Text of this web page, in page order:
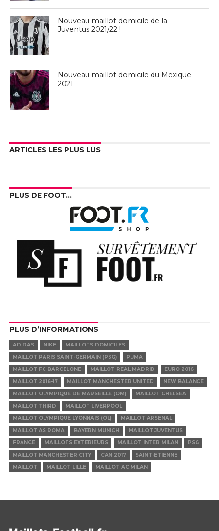
Nouveau maillot domicile de la
Juventus 2021/22 !
Nouveau maillot domicile du Mexique
2021
ARTICLES LES PLUS LUS
PLUS DE FOOT…
PLUS D’INFORMATIONS
ADIDAS NIKE
MAILLOTS DOMICILES
MAILLOT PARIS SAINT-GERMAIN (PSG)
PUMA
MAILLOT FC BARCELONE
MAILLOT REAL MADRID
EURO 2016
MAILLOT 2016-17
MAILLOT MANCHESTER UNITED
NEW BALANCE
MAILLOT OLYMPIQUE DE MARSEILLE (OM)
MAILLOT CHELSEA
MAILLOT THIRD
MAILLOT LIVERPOOL
MAILLOT OLYMPIQUE LYONNAIS (OL)
MAILLOT ARSENAL
MAILLOT AS ROMA
BAYERN MUNICH
MAILLOT JUVENTUS
FRANCE
MAILLOTS EXTERIEURS MAILLOT INTER MILAN
PSG
MAILLOT MANCHESTER CITY
CAN 2017
SAINT-ETIENNE
MAILLOT
MAILLOT LILLE MAILLOT AC MILAN